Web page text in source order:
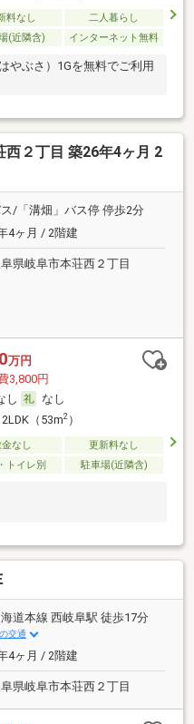
料なし
二人暮らし
(近隣含) インターネット無料
やぶさ）1Gを無料でご利用
西２丁目 築26年4ヶ月 2
/「溝畑」バス停 停歩2分
4ヶ月 / 2階建
県岐阜市本荘西２丁目
万円
3,800円
し
なし
（53m2）
なし
更新料なし
トイレ別 駐車場(近隣含)
道本線 西岐阜駅 徒歩17分
交通
4ヶ月 / 2階建
県岐阜市本荘西２丁目